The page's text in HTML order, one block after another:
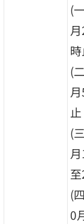
(
時
(
止
(
(
0